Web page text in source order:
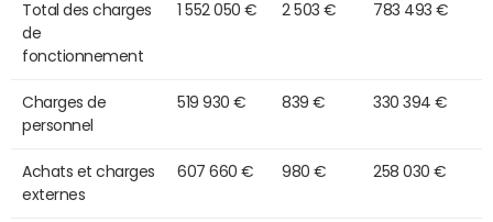
Total des charges
de
fonctionnement
1 552 050 € 2 503 € 783 493 €
Charges de
personnel
519 930 € 839 € 330 394 €
Achats et charges
externes
607 660 € 980 € 258 030 €